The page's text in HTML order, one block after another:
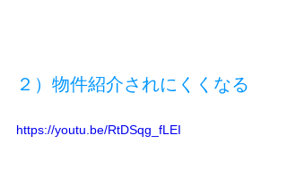
２）物件紹介されにくくなる
https://youtu.be/RtDSqg_fLEI